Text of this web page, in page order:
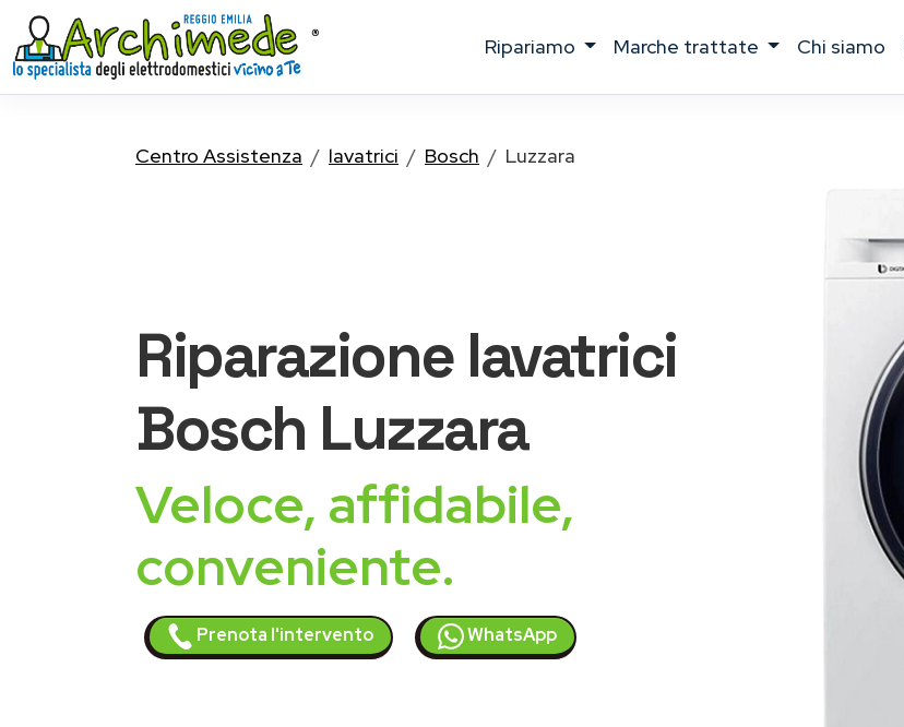
ripariamo marche trattate chi siamo
Centro Assistenza lavatrici Bosch Luzzara
Riparazione lavatrici
Bosch Luzzara
Veloce, affidabile,
conveniente.
Prenota l'intervento WhatsApp